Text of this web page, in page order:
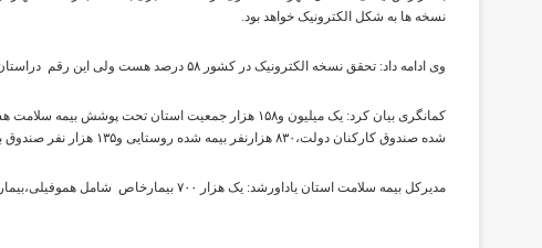
نسخه ها به شکل الکترونیک خواهد بود.
وی ادامه داد: تحقق نسخه الکترونیک در کشور ۵۸ درصد هست ولی این رقم دراستان ۹۱ درصد است و دراین زمینه گلستان رتبه سوم کشوری را دارا است.
شده صندوق کارکنان دولت،۸۳۰ هزارنفر بیمه شده روستایی و۱۳۵ هزار نفر صندوق بیمه همگانی شامل می شوند.
مدیرکل بیمه سلامت استان یاداورشد: یک هزار ۷۰۰ بیمارخاص شامل هموفیلی،بیماران ام اس،تالاسمی،پیوند کلیه ودیالیز تحت پوشش بیمه سلامت استان هستند.